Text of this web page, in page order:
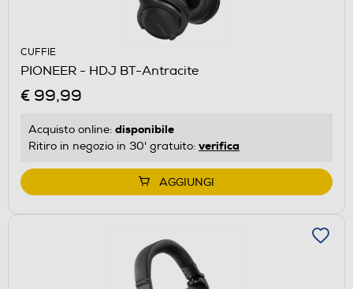
CUFFIE
PIONEER - HDJ BT-Antracite
€ 99,99
Acquisto online: disponibile
Ritiro in negozio in 30' gratuito: verifica
AGGIUNGI